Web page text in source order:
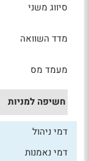
סיווג משני
מדד השוואה
מעמד מס
חשיפה למניות
דמי ניהול
דמי נאמנות